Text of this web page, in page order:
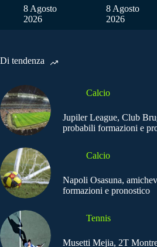
8 Agosto
2026
8 Agosto
2026
Di tendenza
Calcio
Jupiler League, Club
probabili formazioni e
Calcio
Napoli Osasuna,
formazioni e pronostico
Tennis
Musetti Mejia, 2T